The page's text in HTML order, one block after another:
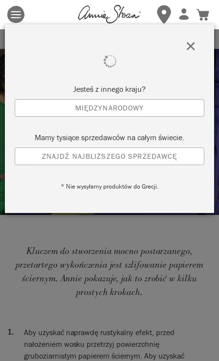
Obowiązują zasady i warunki. Kliknij tutaj
aby uzyskać więcej
szczegółów.
Techniques
RUSTYKALNE, POSTARZANE
WYKOŃCZENIE I PAPIER ŚCIERNY
Kluczem do stworzenia mocno postarzanego,
przetartego wykończenia jest szlifowanie papierem
ściernym. Annie pokazuje, jak to zrobić w kilku
prostych krokach.
Aby uzyskać naprawdę rustykalny efekt, przed
nałożeniem wosku przetrzyj powierzchnię
gruboziarnistym papierem ściernym. Aby uzyskać
Jesteś z innego kraju?
MIĘDZYNARODOWY
Mamy tysiące sprzedawców na całym świecie.
ZNAJDŹ NAJBLIŻSZEGO SPRZEDAWCĘ
* Nie wysyłamy produktów do Grecji.
×